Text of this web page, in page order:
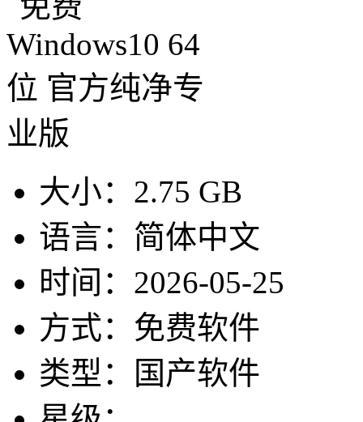
大小： 2.75 GB
语言： 简体中文
时间： 2026-05-25
方式： 免费软件
类型：
国产软件